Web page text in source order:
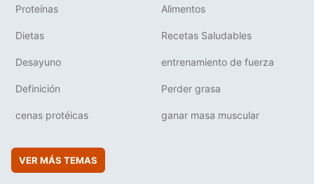
Proteínas Alimentos
Dietas Recetas Saludables
Desayuno entrenamiento de fuerza
Definición Perder grasa
cenas protéicas ganar masa muscular
VER MÁS TEMAS